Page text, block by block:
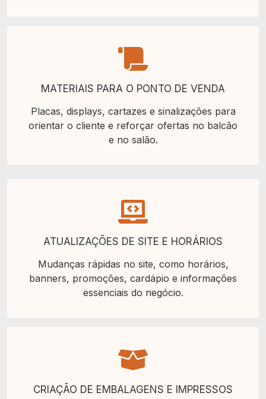
MATERIAIS PARA O PONTO DE VENDA
Placas, displays, cartazes e sinalizações para
orientar o cliente e reforçar ofertas no balcão
e no salão.
ATUALIZAÇÕES DE SITE E HORÁRIOS
Mudanças rápidas no site, como horários,
banners, promoções, cardápio e informações
essenciais do negócio.
CRIAÇÃO DE EMBALAGENS E IMPRESSOS